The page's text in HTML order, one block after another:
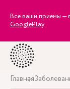
Все ваши приемы —
GooglePlay.
Главная